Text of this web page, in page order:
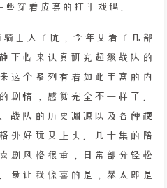
穿着皮套的打斗戏码。
士入了坑，今年又看了几部
下心来认真研究超级战队的
这个系列有着如此丰富的内
剧情，感觉完全不一样了。
战队的历史渊源以及各种梗
外好玩又上头。几十集的陪
剧风格很重，日常部分轻松
最让我惊喜的是，暴太郎是